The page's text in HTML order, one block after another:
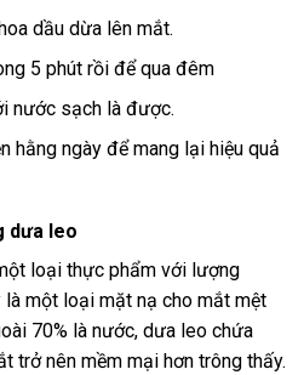
dầu dừa lên mắt.
5 phút rồi để qua đêm
nước sạch là được.
hằng ngày để mang lại hiệu quả
dưa leo
loại thực phẩm với lượng
một loại mặt nạ cho mắt mệt
70% là nước, dưa leo chứa
trở nên mềm mại hơn trông thấy.